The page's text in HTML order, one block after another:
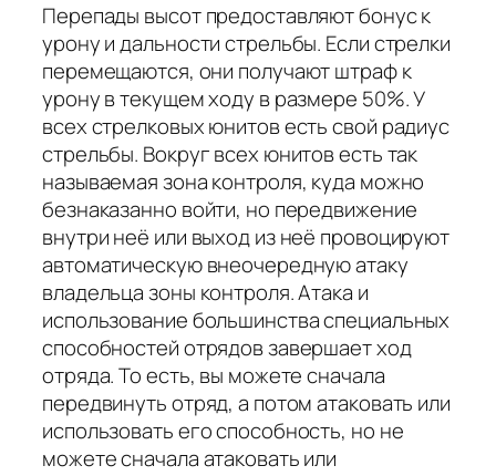
Перепады высот предоставляют бонус к
урону и дальности стрельбы. Если стрелки
перемещаются, они получают штраф к
урону в текущем ходу в размере 50%. У
всех стрелковых юнитов есть свой радиус
стрельбы. Вокруг всех юнитов есть так
называемая зона контроля, куда можно
безнаказанно войти, но передвижение
внутри неё или выход из неё провоцируют
автоматическую внеочередную атаку
владельца зоны контроля. Атака и
использование большинства специальных
способностей отрядов завершает ход
отряда. То есть, вы можете сначала
передвинуть отряд, а потом атаковать или
использовать его способность, но не
можете сначала атаковать или